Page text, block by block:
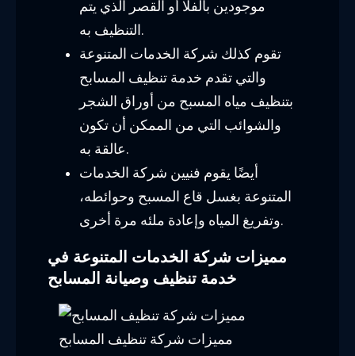
موجودين بالفلا أو القصر الذي يتم
التنظيف به.
تقوم كذلك شركة الخدمات المتنوعة
والتي تقدم خدمة تنظيف المسابح
بتنظيف مياه المسبح من أوراق الشجر
والشوائب التي من الممكن أن تكون
عالقة به.
أيضًا يقوم فنيين شركة الخدمات
المتنوعة بغسل قاع المسبح وحوائطه،
وتفريغ المياه وإعادة ملئه مرة أخرى.
مميزات شركة الخدمات المتنوعة في
خدمة تنظيف وصيانة المسابح
مميزات شركة تنظيف المسابح